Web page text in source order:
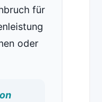
für
oder